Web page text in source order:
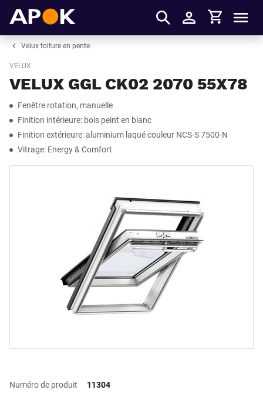
S'identifier
Panier
Velux toiture en pente
VELUX
VELUX GGL CK02 2070 55X78
Fenêtre rotation, manuelle
Finition intérieure: bois peint en blanc
Finition extérieure: aluminium laqué couleur NCS-S 7500-N
Vitrage: Energy & Comfort
Numéro de produit
11304